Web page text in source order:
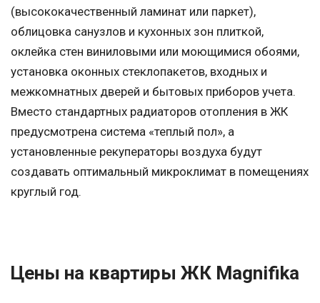
(высококачественный ламинат или паркет),
облицовка санузлов и кухонных зон плиткой,
оклейка стен виниловыми или моющимися обоями,
установка оконных стеклопакетов, входных и
межкомнатных дверей и бытовых приборов учета.
Вместо стандартных радиаторов отопления в ЖК
предусмотрена система «теплый пол», а
установленные рекуператоры воздуха будут
создавать оптимальный микроклимат в помещениях
круглый год.
Цены на квартиры ЖК Magnifika